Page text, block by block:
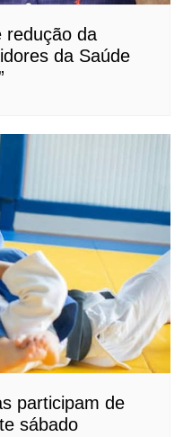
redução da
da Saúde
participam de
sábado